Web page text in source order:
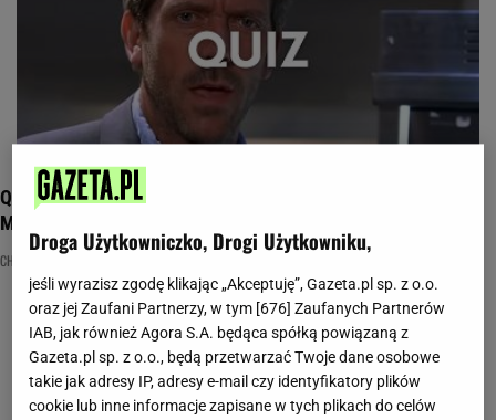
Quiz medyczny. Masz podstawową wiedzę o chorobach?
Musisz mieć 8/10
CHOROBY MEDYCYNA NAJNOWSZE QUIZY DZISIAJ DODANE
Droga Użytkowniczko, Drogi Użytkowniku,
jeśli wyrazisz zgodę klikając „Akceptuję”, Gazeta.pl sp. z o.o.
oraz jej Zaufani Partnerzy, w tym [ 676 ] Zaufanych Partnerów
IAB, jak również Agora S.A. będąca spółką powiązaną z
Gazeta.pl sp. z o.o., będą przetwarzać Twoje dane osobowe
takie jak adresy IP, adresy e-mail czy identyfikatory plików
cookie lub inne informacje zapisane w tych plikach do celów